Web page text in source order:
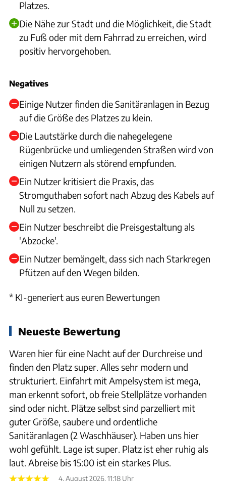
Platzes.
Die Nähe zur Stadt und die Möglichkeit, die Stadt
zu Fuß oder mit dem Fahrrad zu erreichen, wird
positiv hervorgehoben.
Negatives
Einige Nutzer finden die Sanitäranlagen in Bezug
auf die Größe des Platzes zu klein.
Die Lautstärke durch die nahegelegene
Rügenbrücke und umliegenden Straßen wird von
einigen Nutzern als störend empfunden.
Ein Nutzer kritisiert die Praxis, das
Stromguthaben sofort nach Abzug des Kabels auf
Null zu setzen.
Ein Nutzer beschreibt die Preisgestaltung als
'Abzocke'.
Ein Nutzer bemängelt, dass sich nach Starkregen
Pfützen auf den Wegen bilden.
* KI-generiert aus euren Bewertungen
Neueste Bewertung
Waren hier für eine Nacht auf der Durchreise und
finden den Platz super. Alles sehr modern und
strukturiert. Einfahrt mit Ampelsystem ist mega,
man erkennt sofort, ob freie Stellplätze vorhanden
sind oder nicht. Plätze selbst sind parzelliert mit
guter Größe, saubere und ordentliche
Sanitäranlagen (2 Waschhäuser). Haben uns hier
wohl gefühlt. Lage ist super. Platz ist eher ruhig als
laut. Abreise bis 15:00 ist ein starkes Plus.
4. August 2026, 11:18 Uhr